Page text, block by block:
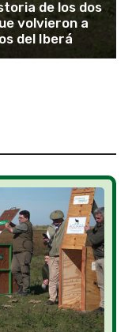
de los dos
volvieron a
del Iberá